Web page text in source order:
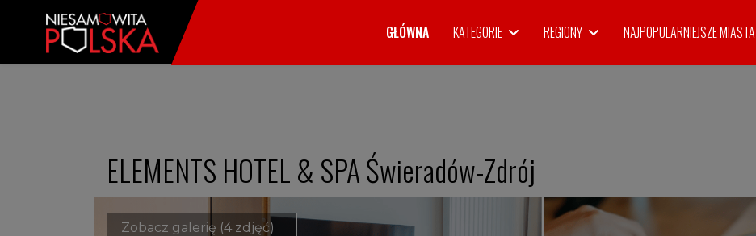
GŁÓWNA KATEGORIE REGIONY NAJPOPULARNIEJSZE MIASTA
ELEMENTS HOTEL & SPA Świeradów-Zdrój
Zobacz galerię (4 zdjęć)